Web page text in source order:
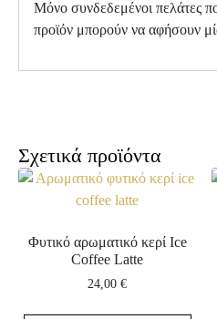
Μόνο συνδεδεμένοι πελάτες
προϊόν μπορούν να αφήσουν
Σχετικά προϊόντα
Φυτικό αρωματικό κερί Ice
Coffee Latte
24,00€